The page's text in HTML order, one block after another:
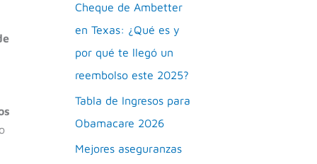
Cheque de Ambetter
en Texas: ¿Qué es y
por qué te llegó un
reembolso este 2025?
Tabla de Ingresos para
Obamacare 2026
Mejores aseguranzas